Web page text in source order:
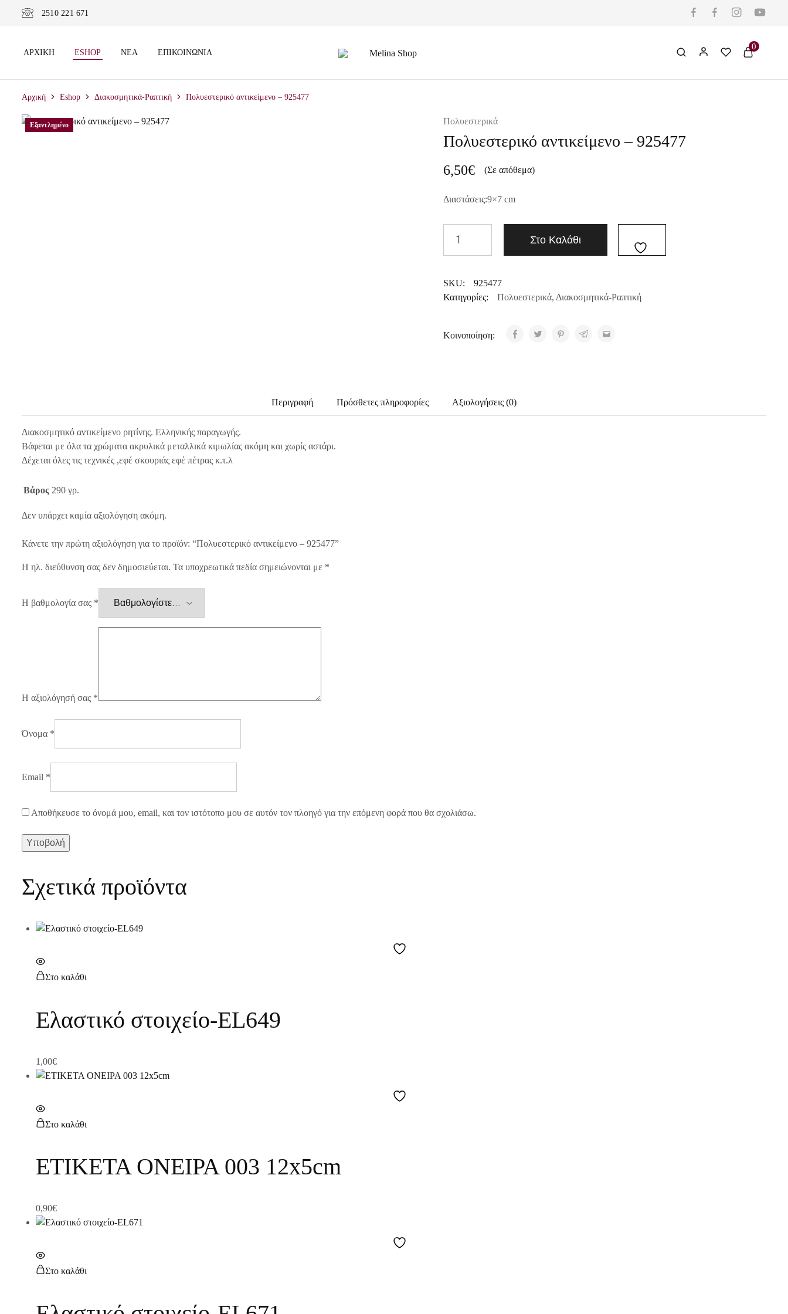
2510 221 671
ΑΡΧΙΚΉ ESHOP ΝΈΑ ΕΠΙΚΟΙΝΩΝΊΑ
Melina
0
Αρχική Eshop Διακοσμητικά-Ραπτική Πολυεστερικό αντικείμενο – 925477
Πολυεστερικά
Πολυεστερικό αντικείμενο – 925477
6,50€ (Σε απόθεμα)
Διαστάσεις:9×7 cm
Στο Καλάθι
SKU:
925477
Κατηγορίες:
Πολυεστερικά, Διακοσμητικά-Ραπτική
Κοινοποίηση:
Περιγραφή Πρόσθετες πληροφορίες Αξιολογήσεις (0)
Διακοσμητικό αντικείμενο ρητίνης. Ελληνικής παραγωγής.
Βάφεται με όλα τα χρώματα ακρυλικά μεταλλικά κιμωλίας ακόμη και χωρίς αστάρι.
Δέχεται όλες τις τεχνικές ,εφέ σκουριάς εφέ πέτρας κ.τ.λ
Βάρος 290 γρ.
Δεν υπάρχει καμία αξιολόγηση ακόμη.
Κάνετε την πρώτη αξιολόγηση για το προϊόν: “Πολυεστερικό αντικείμενο – 925477”
Η ηλ. διεύθυνση σας δεν δημοσιεύεται. Τα υποχρεωτικά πεδία σημειώνονται με *
Η βαθμολογία σας *
Η αξιολόγησή σας *
Όνομα *
Email *
Αποθήκευσε το όνομά μου, email, και τον ιστότοπο μου σε αυτόν τον πλοηγό για την επόμενη φορά που θα σχολιάσω.
Σχετικά προϊόντα
Στο καλάθι
Ελαστικό στοιχείο-EL649
1,00€
Στο καλάθι
ΕΤΙΚΕΤΑ ΟΝΕΙΡΑ 003 12x5cm
0,90€
Στο καλάθι
Εξαντλημένο